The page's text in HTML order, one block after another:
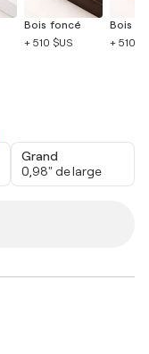
Bois foncé
+ 510 $US
Bois
+ 510
Grand
0,98" de large